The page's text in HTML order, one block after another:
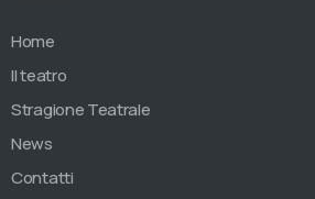
Home
Il teatro
Stragione Teatrale
News
Contatti